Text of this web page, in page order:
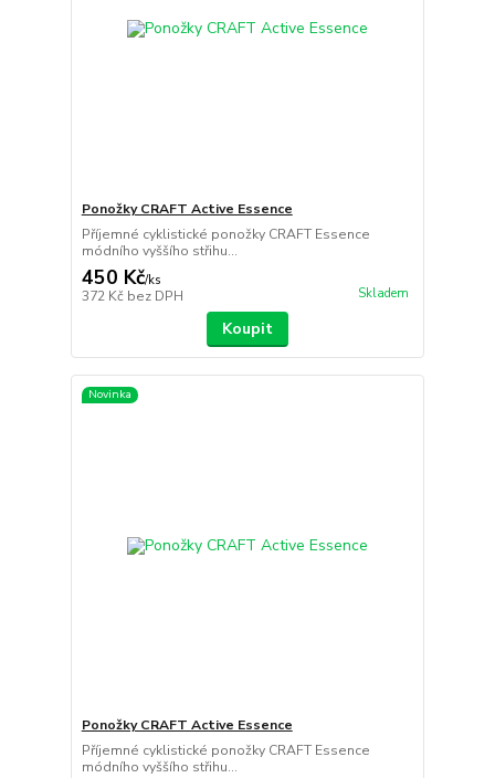
Ponožky CRAFT Active Essence
Příjemné cyklistické ponožky CRAFT Essence
módního vyššího střihu...
450 Kč/ks
372 Kč bez DPH Skladem
Koupit
Novinka
Ponožky CRAFT Active Essence
Příjemné cyklistické ponožky CRAFT Essence
módního vyššího střihu...